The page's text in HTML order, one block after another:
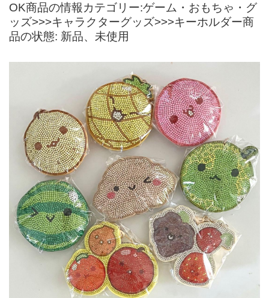
OK商品の情報カテゴリー:ゲーム・おもちゃ・グ
ッズ>>>キャラクターグッズ>>>キーホルダー商
品の状態: 新品、未使用